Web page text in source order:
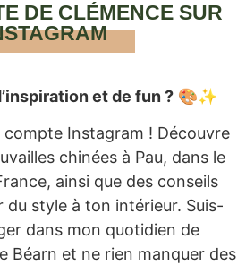
DE CLÉMENCE SUR
et de fun ?🎨✨
Instagram ! Découvre
chinées à Pau, dans le
ainsi que des conseils
du style à ton intérieur. Suis-
dans mon quotidien de
Béarn et ne rien manquer des